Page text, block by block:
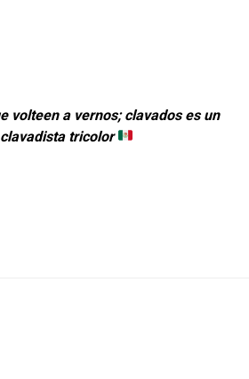
volteen a vernos; clavados es un
tricolor